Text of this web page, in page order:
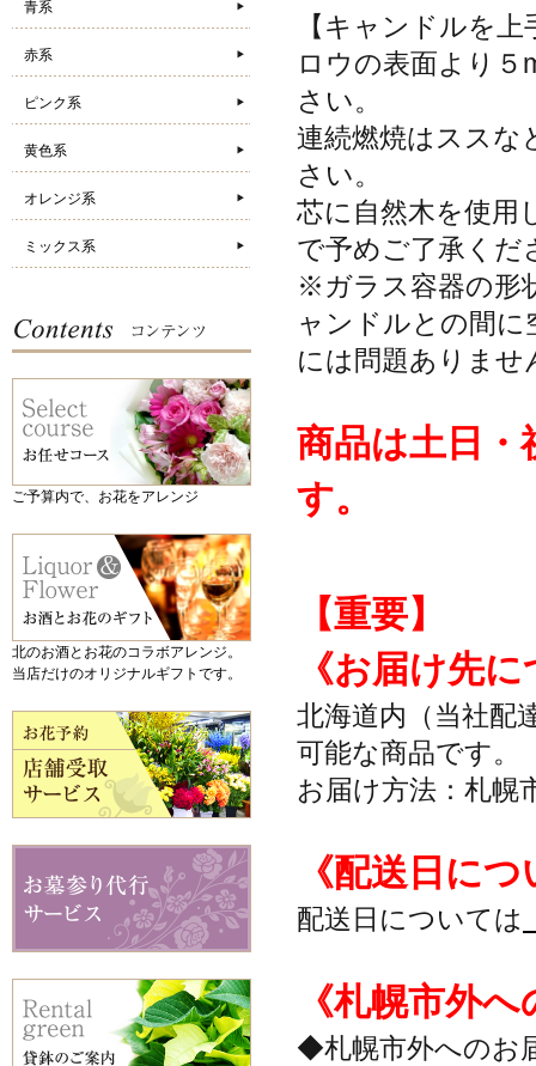
【キャンドルを
ロウの表面より
さい。
連続燃焼はススな
さい。
芯に自然木を使用
で予めご了承くだ
※ガラス容器の形
ャンドルとの間
には問題ありませ
商品は土日・
す。
【重要】
《お届け先
北海道内（当社配
可能な商品です。
お届け方法：札幌
《配送日に
配送日については
《札幌市外
◆札幌市外へのお
青系
赤系
ピンク系
黄色系
オレンジ系
ミックス系
ご予算内で、お花をアレンジ
北のお酒とお花のコラボアレンジ。
当店だけのオリジナルギフトです。